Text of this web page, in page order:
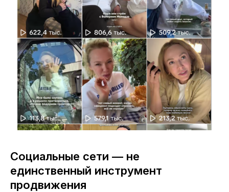
Социальные сети — не
единственный инструмент
продвижения